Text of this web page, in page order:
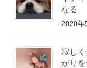
なる
2020年
寂し
がり